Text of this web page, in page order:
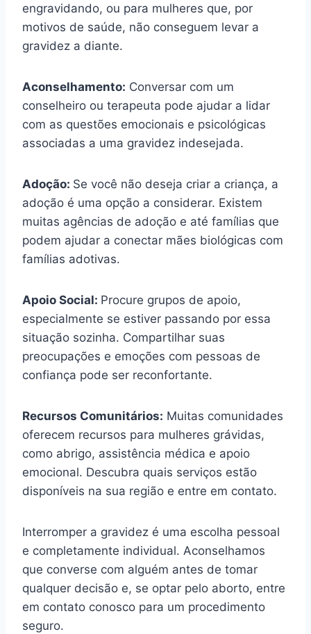
engravidando, ou para mulheres que, por
motivos de saúde, não conseguem levar a
gravidez a diante.
Aconselhamento: Conversar com um
conselheiro ou terapeuta pode ajudar a lidar
com as questões emocionais e psicológicas
associadas a uma gravidez indesejada.
Adoção: Se você não deseja criar a criança, a
adoção é uma opção a considerar. Existem
muitas agências de adoção e até famílias que
podem ajudar a conectar mães biológicas com
famílias adotivas.
Apoio Social: Procure grupos de apoio,
especialmente se estiver passando por essa
situação sozinha. Compartilhar suas
preocupações e emoções com pessoas de
confiança pode ser reconfortante.
Recursos Comunitários: Muitas comunidades
oferecem recursos para mulheres grávidas,
como abrigo, assistência médica e apoio
emocional. Descubra quais serviços estão
disponíveis na sua região e entre em contato.
Interromper a gravidez é uma escolha pessoal
e completamente individual. Aconselhamos
que converse com alguém antes de tomar
qualquer decisão e, se optar pelo aborto, entre
em contato conosco para um procedimento
seguro.